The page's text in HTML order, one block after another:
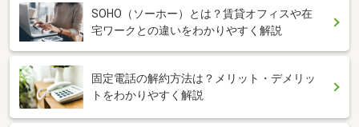
SOHO（ソーホー）とは？賃貸オフィスや在
宅ワークとの違いをわかりやすく解説
固定電話の解約方法は？メリット・デメリッ
トをわかりやすく解説